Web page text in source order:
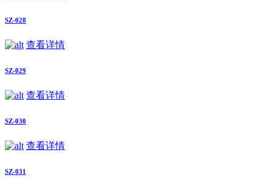
SZ-028
查看详情
SZ-029
查看详情
SZ-030
查看详情
SZ-031